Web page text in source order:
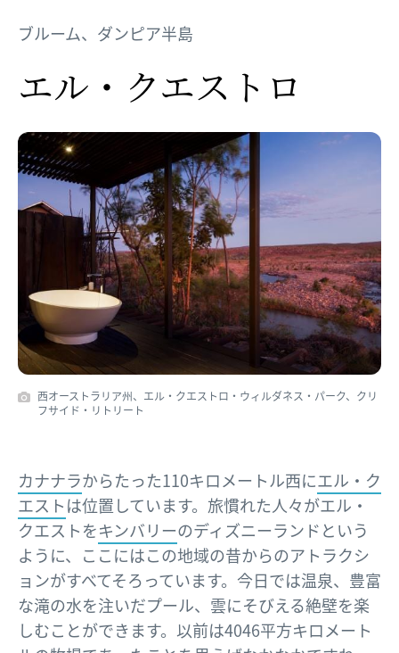
ブルーム、ダンピア半島
エル・クエストロ
西オーストラリア州、エル・クエストロ・ウィルダネス・パーク、クリ
フサイド・リトリート
カナナラからたった110キロメートル西にエル・ク
エストは位置しています。旅慣れた人々がエル・
クエストをキンバリーのディズニーランドという
ように、ここにはこの地域の昔からのアトラクシ
ョンがすべてそろっています。今日では温泉、豊富
な滝の水を注いだプール、雲にそびえる絶壁を楽
しむことができます。以前は4046平方キロメート